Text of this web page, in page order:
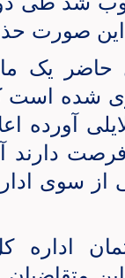
این صورت
یک
شده است
آورده
دارند
از سوی
اداره